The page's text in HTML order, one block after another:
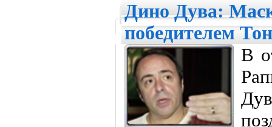
Дино Дува:
победителем
В